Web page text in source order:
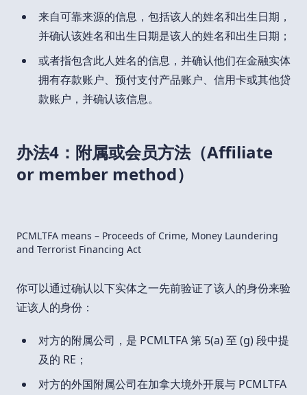
来自可靠来源的信息，包括该人的姓名和出生日期，
并确认该姓名和出生日期是该人的姓名和出生日期；
或者指包含此人姓名的信息，并确认他们在金融实体
拥有存款账户、预付支付产品账户、信用卡或其他贷
款账户，并确认该信息。
办法4：附属或会员方法（Affiliate
or member method）
PCMLTFA means – Proceeds of Crime, Money Laundering
and Terrorist Financing Act
你可以通过确认以下实体之一先前验证了该人的身份来验
证该人的身份：
对方的附属公司，是 PCMLTFA 第 5(a) 至 (g) 段中提
及的 RE；
对方的外国附属公司在加拿大境外开展与 PCMLTFA